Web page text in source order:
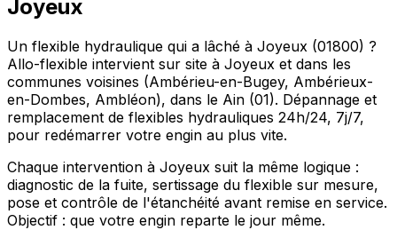
Joyeux
Un flexible hydraulique qui a lâché à Joyeux (01800) ?
Allo-flexible intervient sur site à Joyeux et dans les
communes voisines (Ambérieu-en-Bugey, Ambérieux-
en-Dombes, Ambléon), dans le Ain (01). Dépannage et
remplacement de flexibles hydrauliques 24h/24, 7j/7,
pour redémarrer votre engin au plus vite.
Chaque intervention à Joyeux suit la même logique :
diagnostic de la fuite, sertissage du flexible sur mesure,
pose et contrôle de l'étanchéité avant remise en service.
Objectif : que votre engin reparte le jour même.